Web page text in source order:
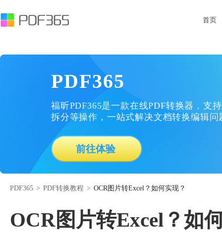
首页
PDF365
福昕PDF365是一款在线PDF转换器，支
拆分等操作，一站式解决文档转换编辑问
前往体验
PDF365 > PDF转换教程 > OCR图片转Excel？如何实现？
OCR图片转Excel？如